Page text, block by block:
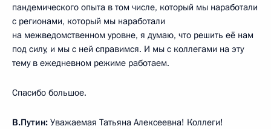
пандемического опыта в том числе, который мы наработали
с регионами, который мы наработали
на межведомственном уровне, я думаю, что решить её нам
под силу, и мы с ней справимся. И мы с коллегами на эту
тему в ежедневном режиме работаем.
Спасибо большое.
В.Путин: Уважаемая Татьяна Алексеевна! Коллеги!